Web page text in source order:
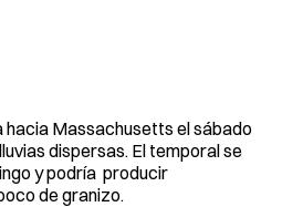
Massachusetts el sábado
dispersas. El temporal se
y podría producir
de granizo.